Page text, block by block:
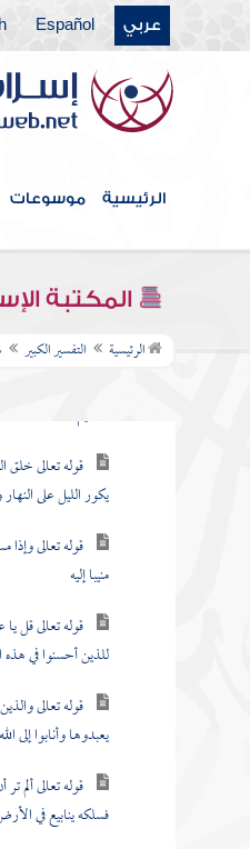
عربي Español
الرئيسية موسوعات
المكتبة
الرئيسية التفسير الكبير
سورة الأحزاب
سورة سبأ
سورة فاطر
سورة يس
سورة الصافات
سورة ص
سورة الزمر
الحكيم
قوله تعالى
يكور الليل على
قوله تعالى
منيبا إليه
قوله تعالى قل يا
للذين أحسنوا في هذه
قوله تعالى
يعبدوها وأنابوا إلى
قوله تعالى ألم
فسلكه ينابيع في